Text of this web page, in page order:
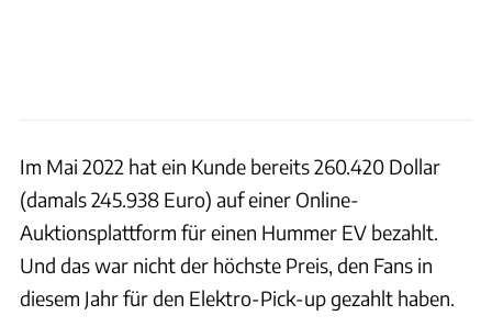
Im Mai 2022 hat ein Kunde bereits 260.420 Dollar
(damals 245.938 Euro) auf einer Online-
Auktionsplattform für einen Hummer EV bezahlt.
Und das war nicht der höchste Preis, den Fans in
diesem Jahr für den Elektro-Pick-up gezahlt haben.